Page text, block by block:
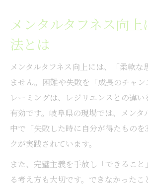
メンタルタフネス向
法とは
メンタルタフネス向上には、「柔軟な
ません。困難や失敗を「成長のチャ
レーミングは、レジリエンスとの違い
有効です。岐阜県の現場では、メンタ
中で「失敗した時に自分が得たものを
クが実践されています。
また、完璧主義を手放し「できるこ
る考え方も大切です。できなかったこ